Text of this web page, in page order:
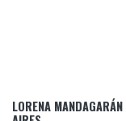
LORENA
Ficha limpia:
quienes tengan